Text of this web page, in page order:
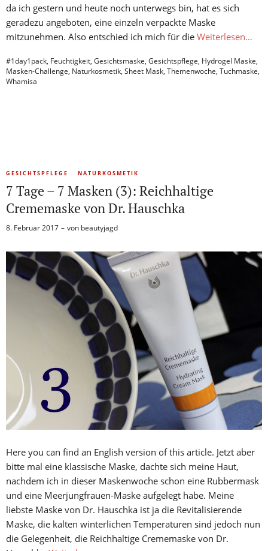
da ich gestern und heute noch unterwegs bin, hat es sich
geradezu angeboten, eine einzeln verpackte Maske
mitzunehmen. Also entschied ich mich für die Weiterlesen…
#1day1pack, Feuchtigkeit, Gesichtsmaske, Gesichtspflege, Hydrogel Maske,
Masken-Challenge, Naturkosmetik, Sheet Mask, Themenwoche, Tuchmaske,
Whamisa
GESICHTSPFLEGE NATURKOSMETIK
7 Tage – 7 Masken (3): Reichhaltige
Crememaske von Dr. Hauschka
8. Februar 2017 von beautyjagd
Here you can find an English version of this article. Jetzt aber
bitte mal eine klassische Maske, dachte sich meine Haut,
nachdem ich in dieser Maskenwoche schon eine Rubbermask
und eine Meerjungfrauen-Maske aufgelegt habe. Meine
liebste Maske von Dr. Hauschka ist ja die Revitalisierende
Maske, die kalten winterlichen Temperaturen sind jedoch nun
die Gelegenheit, die Reichhaltige Crememaske von Dr.